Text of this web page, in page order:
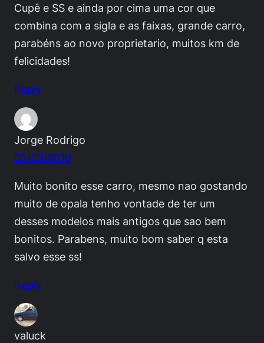
Cupê e SS e ainda por cima uma cor que
combina com a sigla e as faixas, grande carro,
parabéns ao novo proprietario, muitos km de
felicidades!
Reply
Jorge Rodrigo
05/23/2010
Muito bonito esse carro, mesmo nao gostando
muito de opala tenho vontade de ter um
desses modelos mais antigos que sao bem
bonitos. Parabens, muito bom saber q esta
salvo esse ss!
Reply
valuck